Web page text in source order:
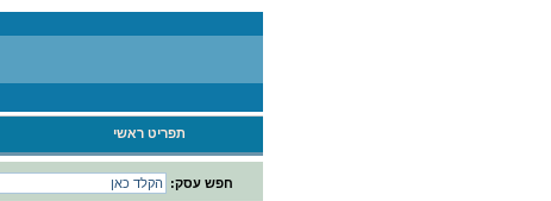
תפריט ראשי
חפש עסק: